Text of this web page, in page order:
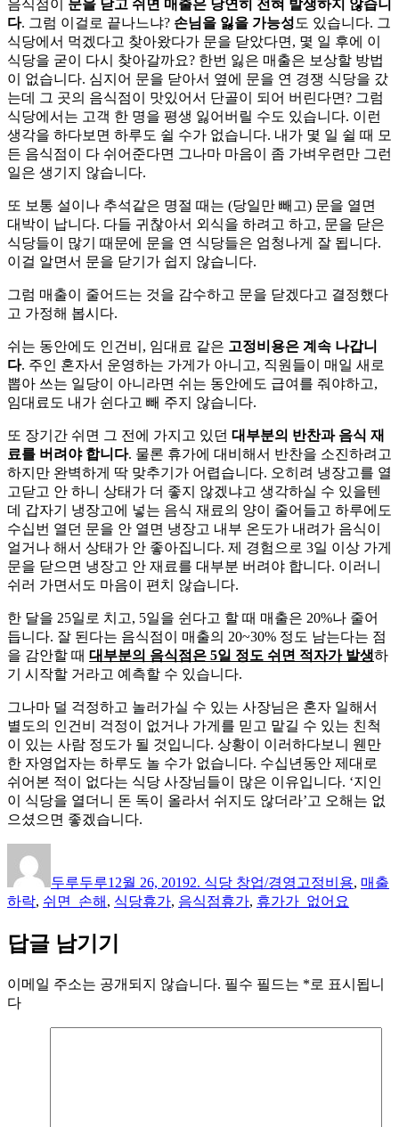
음식점이 문을 닫고 쉬면 매출은 당연히 전혀 발생하지 않습니
다. 그럼 이걸로 끝나느냐? 손님을 잃을 가능성도 있습니다. 그
식당에서 먹겠다고 찾아왔다가 문을 닫았다면, 몇 일 후에 이
식당을 굳이 다시 찾아갈까요? 한번 잃은 매출은 보상할 방법
이 없습니다. 심지어 문을 닫아서 옆에 문을 연 경쟁 식당을 갔
는데 그 곳의 음식점이 맛있어서 단골이 되어 버린다면? 그럼
식당에서는 고객 한 명을 평생 잃어버릴 수도 있습니다. 이런
생각을 하다보면 하루도 쉴 수가 없습니다. 내가 몇 일 쉴 때 모
든 음식점이 다 쉬어준다면 그나마 마음이 좀 가벼우련만 그런
일은 생기지 않습니다.
또 보통 설이나 추석같은 명절 때는 (당일만 빼고) 문을 열면
대박이 납니다. 다들 귀찮아서 외식을 하려고 하고, 문을 닫은
식당들이 많기 때문에 문을 연 식당들은 엄청나게 잘 됩니다.
이걸 알면서 문을 닫기가 쉽지 않습니다.
그럼 매출이 줄어드는 것을 감수하고 문을 닫겠다고 결정했다
고 가정해 봅시다.
쉬는 동안에도 인건비, 임대료 같은 고정비용은 계속 나갑니
다. 주인 혼자서 운영하는 가게가 아니고, 직원들이 매일 새로
뽑아 쓰는 일당이 아니라면 쉬는 동안에도 급여를 줘야하고,
임대료도 내가 쉰다고 빼 주지 않습니다.
또 장기간 쉬면 그 전에 가지고 있던 대부분의 반찬과 음식 재
료를 버려야 합니다. 물론 휴가에 대비해서 반찬을 소진하려고
하지만 완벽하게 딱 맞추기가 어렵습니다. 오히려 냉장고를 열
고닫고 안 하니 상태가 더 좋지 않겠냐고 생각하실 수 있을텐
데 갑자기 냉장고에 넣는 음식 재료의 양이 줄어들고 하루에도
수십번 열던 문을 안 열면 냉장고 내부 온도가 내려가 음식이
얼거나 해서 상태가 안 좋아집니다. 제 경험으로 3일 이상 가게
문을 닫으면 냉장고 안 재료를 대부분 버려야 합니다. 이러니
쉬러 가면서도 마음이 편치 않습니다.
한 달을 25일로 치고, 5일을 쉰다고 할 때 매출은 20%나 줄어
듭니다. 잘 된다는 음식점이 매출의 20~30% 정도 남는다는 점
을 감안할 때 대부분의 음식점은 5일 정도 쉬면 적자가 발생하
기 시작할 거라고 예측할 수 있습니다.
그나마 덜 걱정하고 놀러가실 수 있는 사장님은 혼자 일해서
별도의 인건비 걱정이 없거나 가게를 믿고 맡길 수 있는 친척
이 있는 사람 정도가 될 것입니다. 상황이 이러하다보니 웬만
한 자영업자는 하루도 놀 수가 없습니다. 수십년동안 제대로
쉬어본 적이 없다는 식당 사장님들이 많은 이유입니다. ‘지인
이 식당을 열더니 돈 독이 올라서 쉬지도 않더라’고 오해는 없
으셨으면 좋겠습니다.
이
두루두루일
자
12월 26, 2019고
리
2. 식당 창업/경영 고정비용, 매출
하락, 쉬면_손해 , 식당휴가, 음식점휴가, 휴가가_없어요
답글 남기기
이메일 주소는 공개되지 않습니다. 필수 필드는 *로 표시됩니
다